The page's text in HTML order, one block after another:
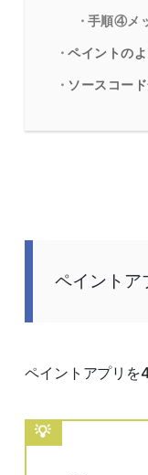
手順④メ
ペイントの
ソースコー
ペイントア
ペイントアプリを